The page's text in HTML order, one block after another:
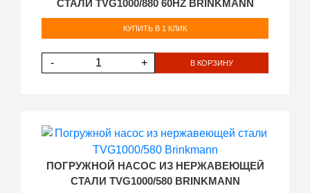
СТАЛИ TVG1000/880 60HZ BRINKMANN
КУПИТЬ В 1 КЛИК
- + В КОРЗИНУ
ПОГРУЖНОЙ НАСОС ИЗ НЕРЖАВЕЮЩЕЙ
СТАЛИ TVG1000/580 BRINKMANN